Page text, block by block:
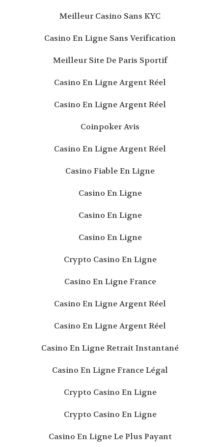
Meilleur Casino Sans KYC
Casino En Ligne Sans Verification
Meilleur Site De Paris Sportif
Casino En Ligne Argent Réel
Casino En Ligne Argent Réel
Coinpoker Avis
Casino En Ligne Argent Réel
Casino Fiable En Ligne
Casino En Ligne
Casino En Ligne
Casino En Ligne
Crypto Casino En Ligne
Casino En Ligne France
Casino En Ligne Argent Réel
Casino En Ligne Argent Réel
Casino En Ligne Retrait Instantané
Casino En Ligne France Légal
Crypto Casino En Ligne
Crypto Casino En Ligne
Casino En Ligne Le Plus Payant